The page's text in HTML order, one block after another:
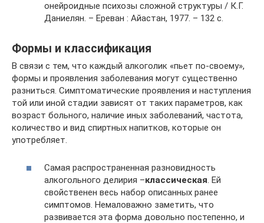
онейроидные психозы сложной структуры / К.Г.
Даниелян. – Ереван : Айастан, 1977. – 132 с.
Формы и классификация
В связи с тем, что каждый алкоголик «пьет по-своему»,
формы и проявления заболевания могут существенно
разниться. Симптоматические проявления и наступления
той или иной стадии зависят от таких параметров, как
возраст больного, наличие иных заболеваний, частота,
количество и вид спиртных напитков, которые он
употребляет.
Самая распространенная разновидность
алкогольного делирия –классическая. Ей
свойственен весь набор описанных ранее
симптомов. Немаловажно заметить, что
развивается эта форма довольно постепенно, и